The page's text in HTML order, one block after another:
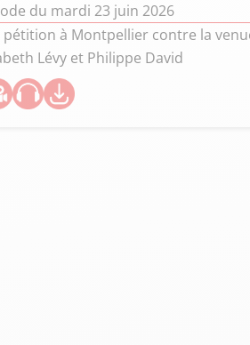
du mardi 23 juin 2026
pétition à Montpellier contre la
Lévy et Philippe David